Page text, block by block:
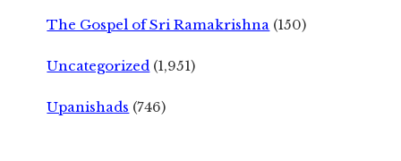
The Gospel of Sri Ramakrishna (150)
Uncategorized (1,951)
Upanishads (746)